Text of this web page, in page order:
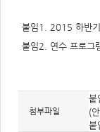
붙임1. 2015 하반
붙임2. 연수 프로그
첨부파일
붙
(
붙